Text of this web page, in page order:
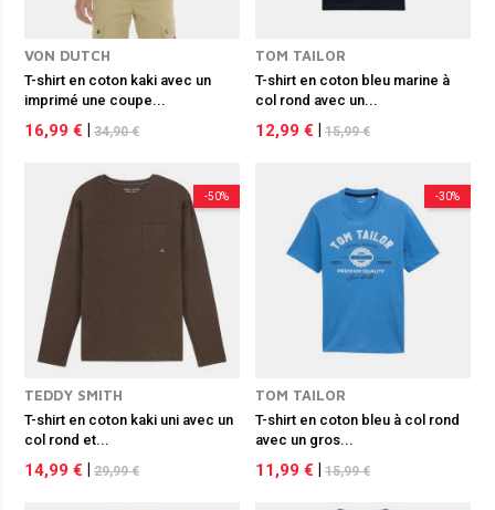
VON DUTCH
T-shirt en coton kaki avec un
imprimé une coupe...
16,99 € 34,90 €
TOM TAILOR
T-shirt en coton bleu marine à
col rond avec un...
12,99 € 15,99 €
-50%
TEDDY SMITH
T-shirt en coton kaki uni avec un
col rond et...
14,99 € 29,99 €
-30%
TOM TAILOR
T-shirt en coton bleu à col rond
avec un gros...
11,99 € 15,99 €